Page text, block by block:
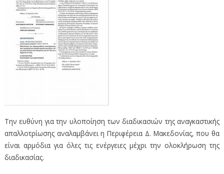
Την ευθύνη για την υλοποίηση των διαδικασιών της αναγκαστικής
απαλλοτρίωσης αναλαμβάνει η Περιφέρεια Δ. Μακεδονίας, που θα
είναι αρμόδια για όλες τις ενέργειες μέχρι την ολοκλήρωση της
διαδικασίας.